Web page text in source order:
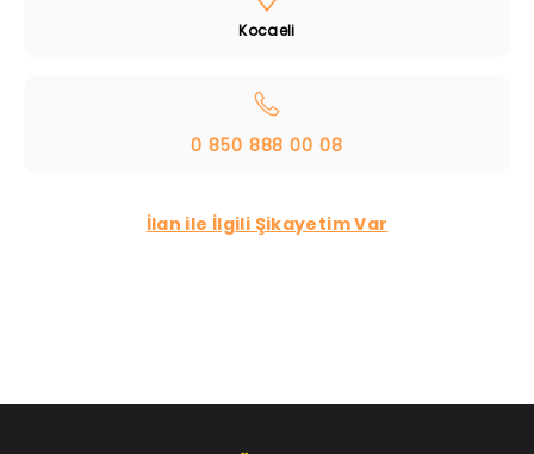
Kocaeli
0 850 888 00 08
İlan ile İlgili Şikayetim Var